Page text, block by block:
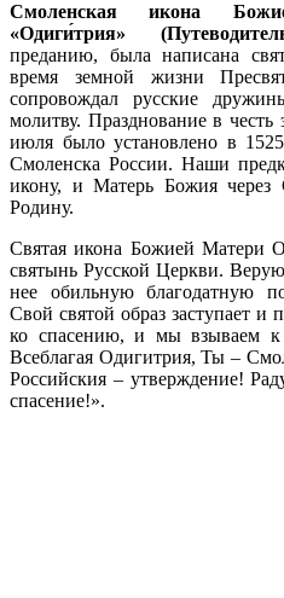
Смоленская икона
«Одиги́трия»
преданию, была написана
время земной жизни
сопровождал русские
молитву. Празднование в честь
июля было установлено в
Смоленска России. Наши
икону, и Матерь Божия через
Родину.
Святая икона Божией Матери
святынь Русской Церкви.
нее обильную благодатную
Свой святой образ заступает и
ко спасению, и мы взываем
Всеблагая Одигитрия, Ты –
Российския – утверждение!
спасение!».